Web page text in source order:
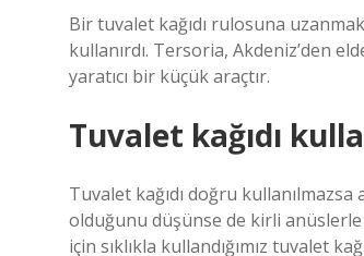
Bir tuvalet kağıdı rulosuna
kullanırdı. Tersoria, Akdeniz’den
yaratıcı bir küçük araçtır.
Tuvalet kağıdı
Tuvalet kağıdı doğru
olduğunu düşünse de kirli anüslerle
için sıklıkla kullandığımız tuvalet